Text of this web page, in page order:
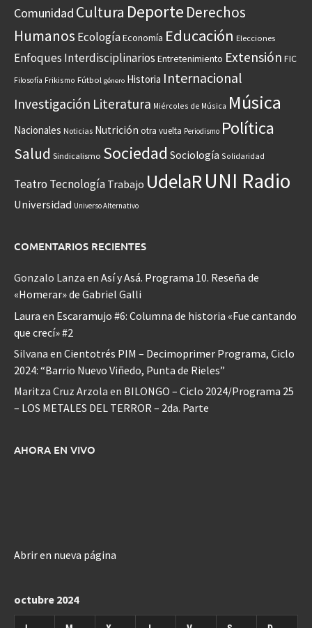
Comunidad Cultura Deporte Derechos
Humanos EcologíaEconomía Educación Elecciones
Enfoques Interdisciplinarios Entretenimiento Extensión FIC
Filosofía Frikismo Fútbol género Historia Internacional
Investigación Literatura Miércoles de Música Música
Nacionales Noticias Nutrición otra vuelta Periodismo Política
Salud Sindicalismo Sociedad Sociología Solidaridad
Teatro Tecnología Trabajo UdelaRUNI Radio
Universidad Universo Alternativo
COMENTARIOS RECIENTES
Gonzalo Lanza en Así y Asá. Programa 10. Reseña de
«Homerar» de Gabriel Galli
Laura en Escaramujo #6: Columna de historia «Fue cantando
que crecí» #2
Silvana en Cientotrés PIM – Decimoprimer Programa, Ciclo
2024: “Barrio Nuevo Viñedo, Punta de Rieles”
Maritza Cruz Arzola en BILONGO – Ciclo 2024/Programa 25
– LOS METALES DEL TERROR – 2da. Parte
AHORA EN VIVO
Abrir en nueva página
octubre 2024